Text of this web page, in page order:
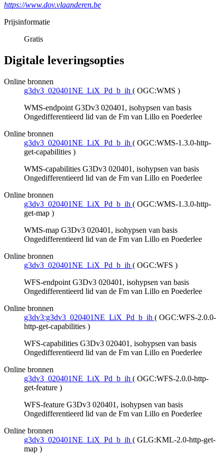
https://www.dov.vlaanderen.be
Prijsinformatie
Gratis
Digitale leveringsopties
Online bronnen
g3dv3_020401NE_LiX_Pd_b_ih ( OGC:WMS )
WMS-endpoint G3Dv3 020401, isohypsen van basis
Ongedifferentieerd lid van de Fm van Lillo en Poederlee
Online bronnen
g3dv3_020401NE_LiX_Pd_b_ih ( OGC:WMS-1.3.0-http-
get-capabilities )
WMS-capabilities G3Dv3 020401, isohypsen van basis
Ongedifferentieerd lid van de Fm van Lillo en Poederlee
Online bronnen
g3dv3_020401NE_LiX_Pd_b_ih ( OGC:WMS-1.3.0-http-
get-map )
WMS-map G3Dv3 020401, isohypsen van basis
Ongedifferentieerd lid van de Fm van Lillo en Poederlee
Online bronnen
g3dv3_020401NE_LiX_Pd_b_ih ( OGC:WFS )
WFS-endpoint G3Dv3 020401, isohypsen van basis
Ongedifferentieerd lid van de Fm van Lillo en Poederlee
Online bronnen
g3dv3:g3dv3_020401NE_LiX_Pd_b_ih ( OGC:WFS-2.0.0-
http-get-capabilities )
WFS-capabilities G3Dv3 020401, isohypsen van basis
Ongedifferentieerd lid van de Fm van Lillo en Poederlee
Online bronnen
g3dv3_020401NE_LiX_Pd_b_ih ( OGC:WFS-2.0.0-http-
get-feature )
WFS-feature G3Dv3 020401, isohypsen van basis
Ongedifferentieerd lid van de Fm van Lillo en Poederlee
Online bronnen
g3dv3_020401NE_LiX_Pd_b_ih ( GLG:KML-2.0-http-get-
map )